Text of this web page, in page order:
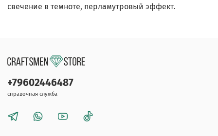
свечение в темноте, перламутровый эффект.
+79602446487
справочная служба